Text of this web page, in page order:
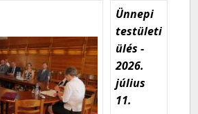
Ünnepi
testületi
ülés -
2026.
július
11.